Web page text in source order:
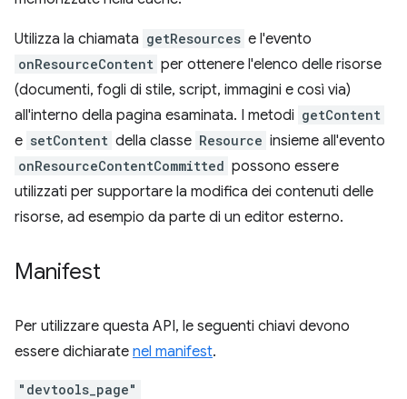
Utilizza la chiamata getResources e l'evento
onResourceContent per ottenere l'elenco delle risorse
(documenti, fogli di stile, script, immagini e così via)
all'interno della pagina esaminata. I metodi getContent
e setContent della classe Resource insieme all'evento
onResourceContentCommitted possono essere
utilizzati per supportare la modifica dei contenuti delle
risorse, ad esempio da parte di un editor esterno.
Manifest
Per utilizzare questa API, le seguenti chiavi devono
essere dichiarate nel manifest.
"devtools_page"